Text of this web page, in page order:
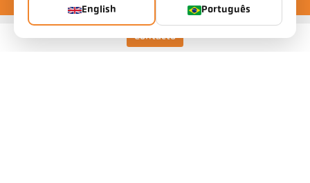
Contacto
English Português